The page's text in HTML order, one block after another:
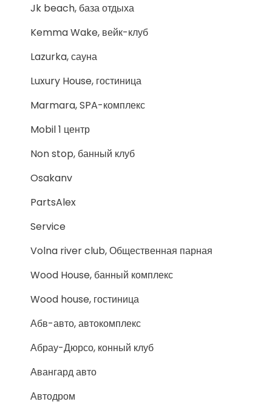
Jk beach, база отдыха
Kemma Wake, вейк-клуб
Lazurka, сауна
Luxury House, гостиница
Marmara, SPA-комплекс
Mobil 1 центр
Non stop, банный клуб
Osakanv
PartsAlex
Service
Volna river club, Общественная парная
Wood House, банный комплекс
Wood house, гостиница
Абв-авто, автокомплекс
Абрау-Дюрсо, конный клуб
Авангард авто
Автодром